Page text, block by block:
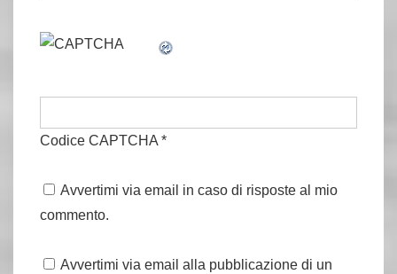
Codice CAPTCHA *
Avvertimi via email in caso di risposte al mio
commento.
Avvertimi via email alla pubblicazione di un